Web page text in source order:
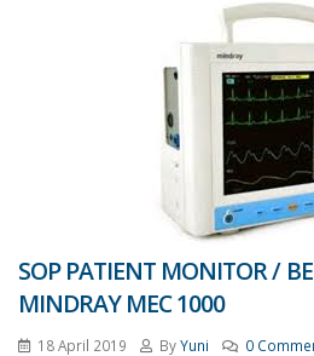
SOP PATIENT MONITOR /
MINDRAY MEC 1000
18 April 2019 ByYuni 0